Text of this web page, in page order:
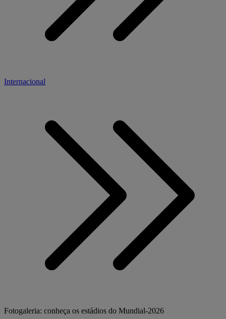
Internacional
Fotogaleria: conheça os estádios do Mundial-2026